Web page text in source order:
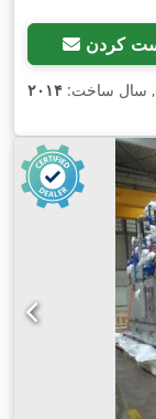
کردن
, سال ساخت: ۲۰۱۴